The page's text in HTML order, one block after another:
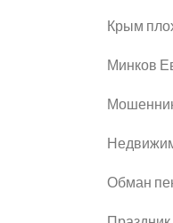
Крым
Минков
Обман